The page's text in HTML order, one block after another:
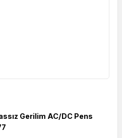
Gerilim AC/DC Pens